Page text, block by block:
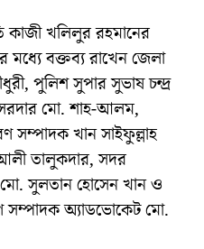
কাজী খলিলুর রহমানের
মধ্যে বক্তব্য রাখেন জেলা
পুলিশ সুপার সুভাষ চন্দ্র
সরদার মো. শাহ-আলম,
সম্পাদক খান সাইফুল্লাহ
তালুকদার, সদর
সুলতান হোসেন খান ও
সম্পাদক অ্যাডভোকেট মো.